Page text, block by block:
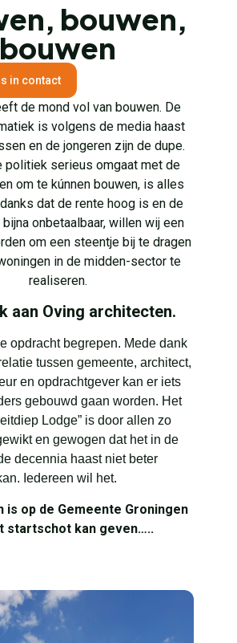
bouwen,
bouwen
in contact
de mond vol van bouwen. De
is volgens de media haast
en de jongeren zijn de dupe.
politiek serieus omgaat met de
om te kúnnen bouwen, is alles
dat de rente hoog is en de
onbetaalbaar, willen wij een
om een steentje bij te dragen
in de midden-sector te
realiseren.
aan Oving architecten.
opdracht begrepen. Mede dank
tussen gemeente, architect,
en opdrachtgever kan er iets
gebouwd gaan worden. Het
Lodge” is door allen zo
en gewogen dat het in de
decennia haast niet beter
Iedereen wil het.
is op de Gemeente Groningen
startschot kan geven…..